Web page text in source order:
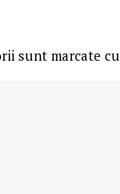
sunt marcate cu